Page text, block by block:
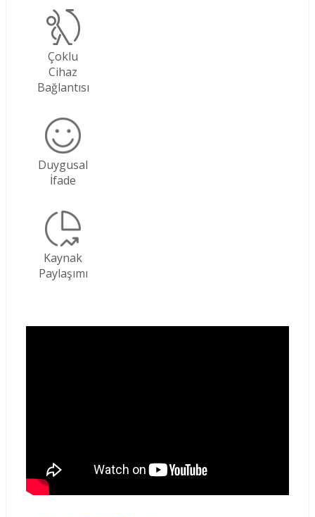
Çoklu
Cihaz
Bağlantısı
Duygusal
İfade
Kaynak
Paylaşımı